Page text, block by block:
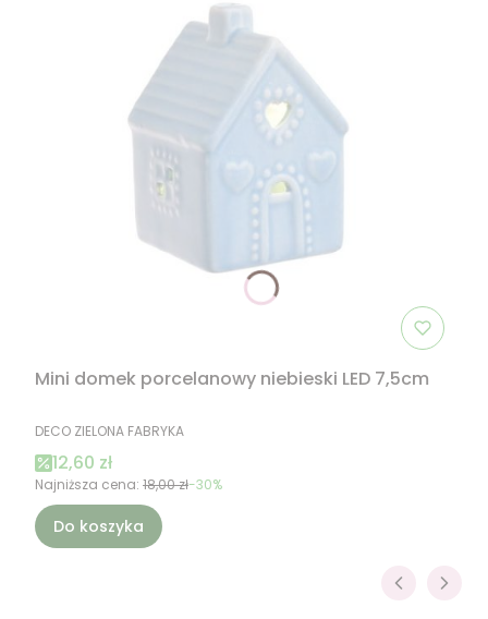
Mini domek porcelanowy niebieski LED 7,5cm
PRODUCENT
DECO ZIELONA FABRYKA
Cena promocyjna
12,60 zł
Najniższa cena: 18,00 zł-30%
Do koszyka